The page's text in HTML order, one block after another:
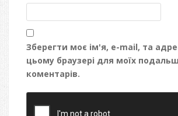
Зберегти моє ім'я, e-mail, та
цьому браузері для моїх
коментарів.